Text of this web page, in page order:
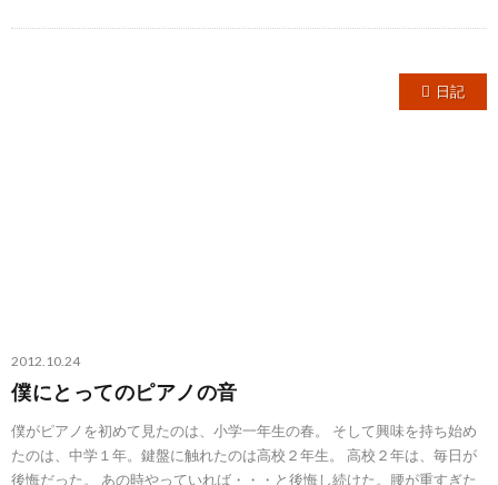
日記
2012.10.24
僕にとってのピアノの音
僕がピアノを初めて見たのは、小学一年生の春。 そして興味を持ち始め
たのは、中学１年。鍵盤に触れたのは高校２年生。 高校２年は、毎日が
後悔だった。 あの時やっていれば・・・と後悔し続けた。腰が重すぎた